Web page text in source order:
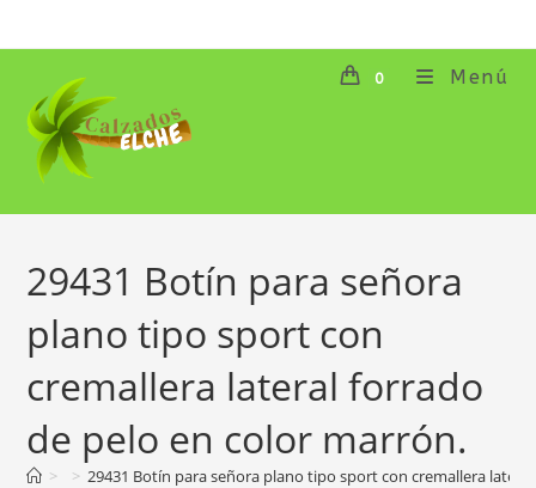
al
contenido
0 Menú
29431 Botín para señora
plano tipo sport con
cremallera lateral forrado
de pelo en color marrón.
> > 29431 Botín para señora plano tipo sport con cremallera